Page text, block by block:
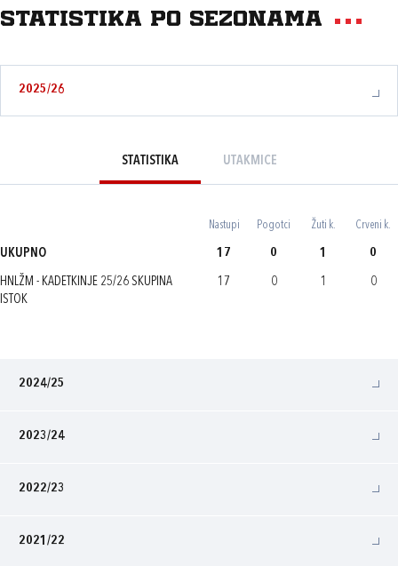
Statistika po sezonama
2025/26
STATISTIKA UTAKMICE
Nastupi Pogotci Žuti k. Crveni k.
UKUPNO 17 0 1 0
HNLŽM - KADETKINJE 25/26 SKUPINA
ISTOK
17 0 1 0
2024/25
2023/24
2022/23
2021/22